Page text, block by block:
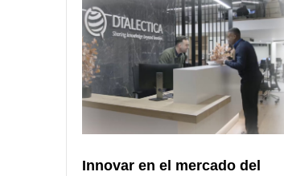
Innovar en el mercado del